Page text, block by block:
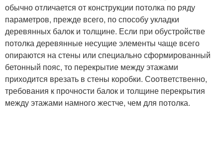
Перекрытия на
газобетон
Межэтажное
перекрытие
Перекрытие в
деревянном доме
Перекрытия по
деревянным балкам
Требования к
обычно отличается от конструкции потолка по ряду
параметров, прежде всего, по способу укладки
деревянных балок и толщине. Если при обустройстве
потолка деревянные несущие элементы чаще всего
опираются на стены или специально сформированный
бетонный пояс, то перекрытие между этажами
приходится врезать в стены коробки. Соответственно,
требования к прочности балок и толщине перекрытия
между этажами намного жестче, чем для потолка.